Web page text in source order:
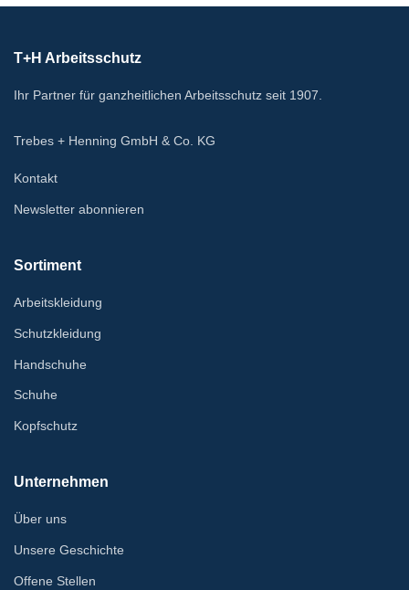
T+H Arbeitsschutz
Ihr Partner für ganzheitlichen Arbeitsschutz seit 1907.
Trebes + Henning GmbH & Co. KG
Kontakt
Newsletter abonnieren
Sortiment
Arbeitskleidung
Schutzkleidung
Handschuhe
Schuhe
Kopfschutz
Unternehmen
Über uns
Unsere Geschichte
Offene Stellen